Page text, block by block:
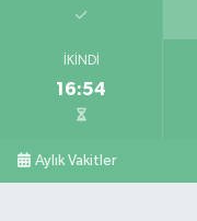
İKINDI
16:54
Aylık Vakitler